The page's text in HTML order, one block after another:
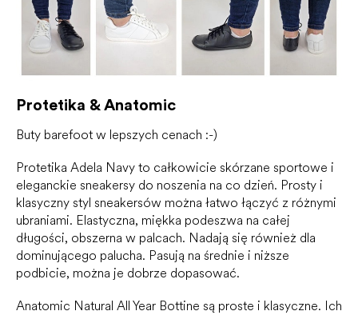
Protetika & Anatomic
Buty barefoot w lepszych cenach :-)
Protetika Adela Navy to całkowicie skórzane sportowe i
eleganckie sneakersy do noszenia na co dzień. Prosty i
klasyczny styl sneakersów można łatwo łączyć z różnymi
ubraniami. Elastyczna, miękka podeszwa na całej
długości, obszerna w palcach. Nadają się również dla
dominującego palucha. Pasują na średnie i niższe
podbicie, można je dobrze dopasować.
Anatomic Natural All Year Bottine są proste i klasyczne. Ich